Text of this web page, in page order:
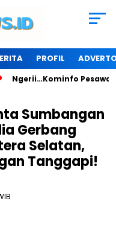
PROFIL
Pesawaran
Sumbangan
Gerbang
Selatan,
Tanggapi!